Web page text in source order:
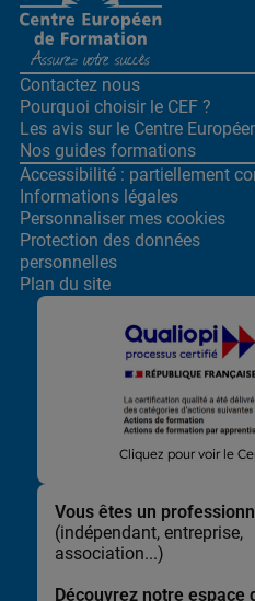
Cliquez pour voir le
Contactez nous
Pourquoi choisir le CEF ?
Les avis sur le Centre
Nos guides formations
Accessibilité : partiellement
Informations légales
Personnaliser mes cookies
Protection des données
personnelles
Plan du site
Vous êtes un
(indépendant, entreprise,
association...)
Découvrez notre espace
Lors de la navigation sur notre
des données vous
de vous adresser,
communications et publicités
leur efficacité. Elles nous
contenu de notre site à vos